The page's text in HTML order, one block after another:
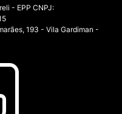
- EPP CNPJ:
193 - Vila Gardiman -